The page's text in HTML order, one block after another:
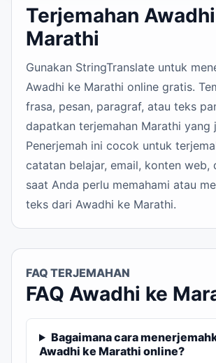
Terjemahan
Marathi
Gunakan StringTranslate untuk
Awadhi ke Marathi online gratis.
frasa, pesan, paragraf, atau teks
dapatkan terjemahan Marathi yang
Penerjemah ini cocok untuk
catatan belajar, email, konten web,
saat Anda perlu memahami atau
teks dari Awadhi ke Marathi.
FAQ TERJEMAHAN
FAQ Awadhi ke
Bagaimana cara
Awadhi ke Marathi online?